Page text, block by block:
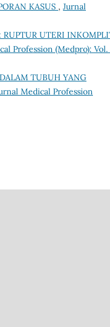
KASUS , Jurnal
RUPTUR UTERI
Profession (Medpro): Vol.
TUBUH YANG
Medical Profession